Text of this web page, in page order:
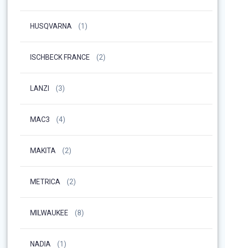
HUSQVARNA (1)
ISCHBECK FRANCE (2)
LANZI (3)
MAC3 (4)
MAKITA (2)
METRICA (2)
MILWAUKEE (8)
NADIA (1)